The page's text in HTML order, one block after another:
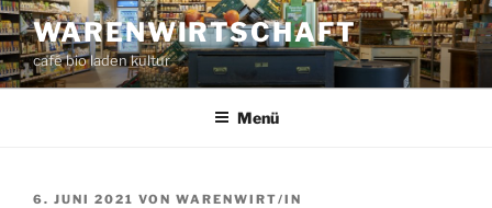
Zum
Inhalt
springen
WARENWIRTSCHAFT
café bio laden kultur
Menü
VERÖFFENTLICHT
6. JUNI 2021 VON WARENWIRT/IN